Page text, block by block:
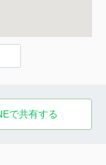
で共有する